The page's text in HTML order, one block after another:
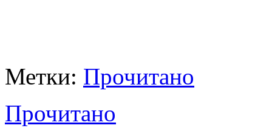
Метки: Прочитано
Прочитано